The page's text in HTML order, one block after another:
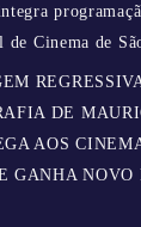
de Cinema de
DE
AOS
GANHA NOVO